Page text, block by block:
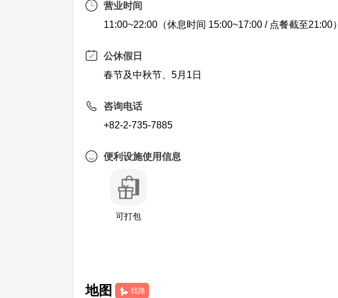
营业时间
11:00~22:00（休息时间 15:00~17:00 / 点餐截至21:00）
公休假日
春节及中秋节、5月1日
咨询电话
+82-2-735-7885
便利设施使用信息
可打包
地图 找路